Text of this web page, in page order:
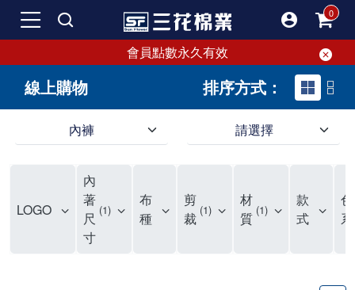
會員點數永久有效
線上購物 排序方式：
內褲 請選擇
LOGO
內
著
尺
寸
1
布
種
剪
裁 1
材
質 1
款
式
色
系